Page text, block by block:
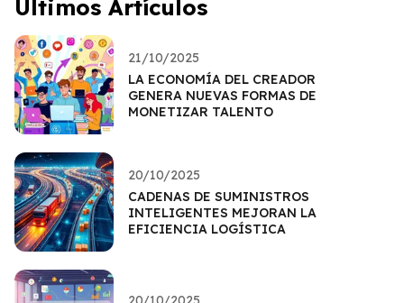
Últimos Artículos
21/10/2025
LA ECONOMÍA DEL CREADOR
GENERA NUEVAS FORMAS DE
MONETIZAR TALENTO
20/10/2025
CADENAS DE SUMINISTROS
INTELIGENTES MEJORAN LA
EFICIENCIA LOGÍSTICA